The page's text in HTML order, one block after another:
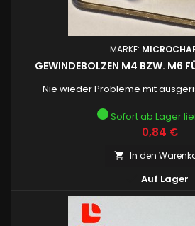
MARKE:
GEWINDEBOLZEN M4 BZW. M6
Nie wieder Probleme mit
Sofort ab Lager
Preis
0,84 €
 In den
Auf Lager